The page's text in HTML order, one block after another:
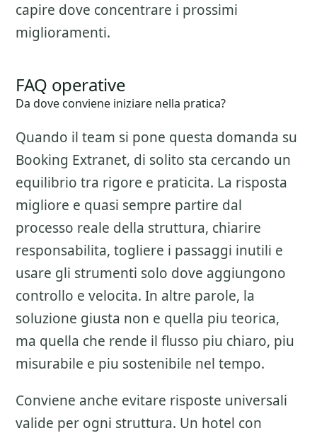
capire dove concentrare i prossimi
miglioramenti.
FAQ operative
Da dove conviene iniziare nella pratica?
Quando il team si pone questa domanda su
Booking Extranet, di solito sta cercando un
equilibrio tra rigore e praticita. La risposta
migliore e quasi sempre partire dal
processo reale della struttura, chiarire
responsabilita, togliere i passaggi inutili e
usare gli strumenti solo dove aggiungono
controllo e velocita. In altre parole, la
soluzione giusta non e quella piu teorica,
ma quella che rende il flusso piu chiaro, piu
misurabile e piu sostenibile nel tempo.
Conviene anche evitare risposte universali
valide per ogni struttura. Un hotel con